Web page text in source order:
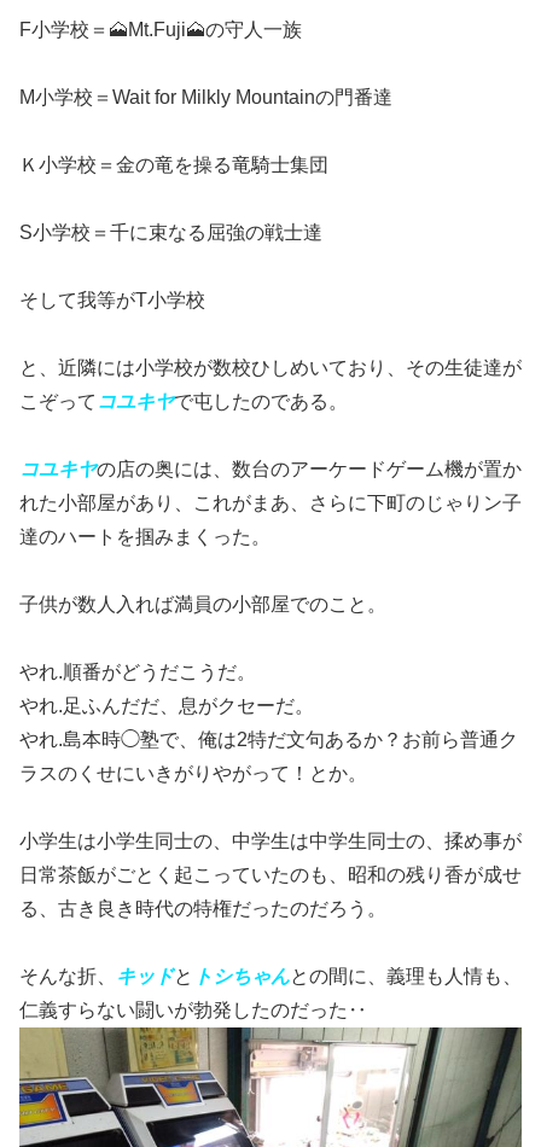
F小学校＝🗻Mt.Fuji🗻の守人一族
M小学校＝Wait for Milkly Mountainの門番達
Ｋ小学校＝金の竜を操る竜騎士集団
S小学校＝千に束なる屈強の戦士達
そして我等がT小学校
と、近隣には小学校が数校ひしめいており、その生徒達が
こぞって コユキヤで屯したのである。
コユキヤの店の奥には、数台のアーケードゲーム機が置か
れた小部屋があり、これがまあ、さらに下町のじゃりン子
達のハートを掴みまくった。
子供が数人入れば満員の小部屋でのこと。
やれ.順番がどうだこうだ。
やれ.足ふんだだ、息がクセーだ。
やれ.島本時◯塾で、俺は2特だ文句あるか？お前ら普通ク
ラスのくせにいきがりやがって！とか。
小学生は小学生同士の、中学生は中学生同士の、揉め事が
日常茶飯がごとく起こっていたのも、昭和の残り香が成せ
る、古き良き時代の特権だったのだろう。
そんな折、 キッドと トシちゃんとの間に、義理も人情も、
仁義すらない闘いが勃発したのだった‥